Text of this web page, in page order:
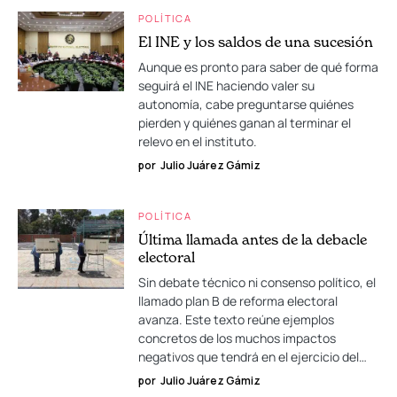
POLÍTICA
El INE y los saldos de una sucesión
Aunque es pronto para saber de qué forma
seguirá el INE haciendo valer su
autonomía, cabe preguntarse quiénes
pierden y quiénes ganan al terminar el
relevo en el instituto.
por Julio Juárez Gámiz
POLÍTICA
Última llamada antes de la debacle
electoral
Sin debate técnico ni consenso político, el
llamado plan B de reforma electoral
avanza. Este texto reúne ejemplos
concretos de los muchos impactos
negativos que tendrá en el ejercicio del…
por Julio Juárez Gámiz